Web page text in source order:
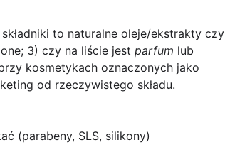
to naturalne oleje/ekstrakty czy
; 3) czy na liście jest parfum lub
kosmetykach oznaczonych jako
od rzeczywistego składu.
(parabeny, SLS, silikony)